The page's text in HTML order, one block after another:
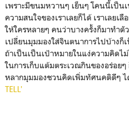
เพราะมีขนมหวานๆ เย็นๆ โคนนี้เป็น
ความสนใจของเราเลยก็ได้ เราเลยเ
ให้ใครหลายๆ คนว่าบางครั้งก็มาทำตั
เปลี่ยนมุมมองใส่จินตนาการไปบ้างก็
ถ้าเป็นเป็นเป้าหมายในแง่ความคิดไ
ในการเก็บแต้มตระเวณกินของอร่อยๆ
หลากมุมมองชวนคิดเพิ่มทัศนคติดีๆ
TELL'